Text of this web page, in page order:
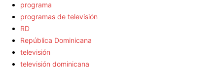
programa
programas de televisión
RD
República Dominicana
televisión
televisión dominicana